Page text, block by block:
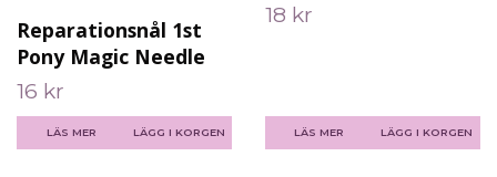
Reparationsnål 1st
Pony Magic Needle
16 kr
LÄS MER
18 kr
LÄS MER LÄGG I KORGEN